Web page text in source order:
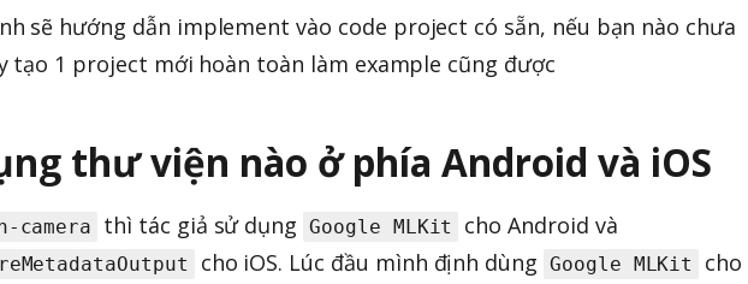
sẽ hướng dẫn implement vào code project có sẵn, nếu bạn nào chưa
tạo 1 project mới hoàn toàn làm example cũng được
thư viện nào ở phía Android và iOS
camera thì tác giả sử dụng Google MLKit cho Android và
cho iOS. Lúc đầu mình định dùng Google MLKit
cho